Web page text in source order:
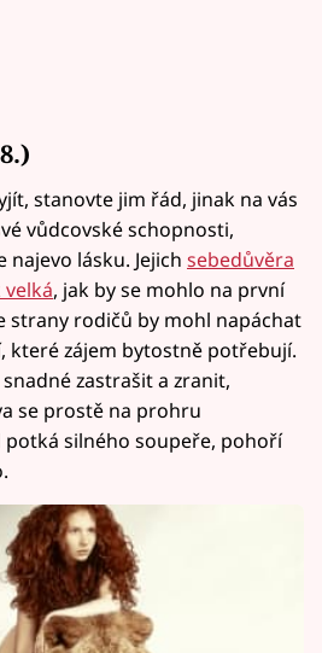
stanovte jim řád, jinak na vás
vůdcovské schopnosti,
najevo lásku. Jejich sebedůvěra
, jak by se mohlo na první
strany rodičů by mohl napáchat
které zájem bytostně potřebují.
zastrašit a zranit,
se prostě na prohru
silného soupeře, pohoří